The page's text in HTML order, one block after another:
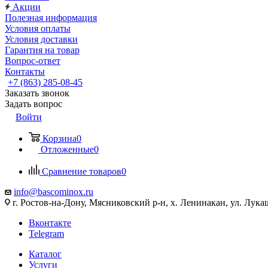
Акции
Полезная информация
Условия оплаты
Условия доставки
Гарантия на товар
Вопрос-ответ
Контакты
+7 (863) 285-08-45
Заказать звонок
Задать вопрос
Войти
Корзина0
Отложенные0
Сравнение товаров0
info@bascominox.ru
г. Ростов-на-Дону, Мясниковский р-н, х. Ленинакан, ул.
Вконтакте
Telegram
Каталог
Услуги